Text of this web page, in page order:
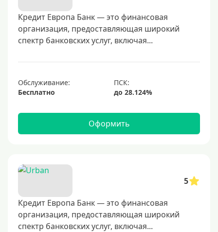
500000 руб
600000 руб
700000 руб
1000000 руб
С небольшим лимитом
С большим лимитом
Тип карты
Visa
UnionPay
Мир
Кредит Европа Банк — это финансовая
организация, предоставляющая широкий
спектр банковских услуг, включая...
Обслуживание:
Бесплатно
Оформить
5
Кредит Европа Банк — это финансовая
организация, предоставляющая широкий
спектр банковских услуг, включая...